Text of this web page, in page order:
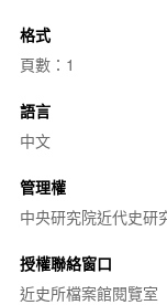
格式
頁數：1
語言
中文
管理權
中央研究院近代史研
授權聯絡窗口
近史所檔案館閱覽室